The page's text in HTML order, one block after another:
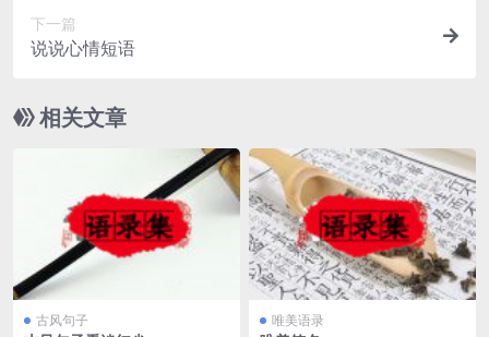
下一篇
说说心情短语
相关文章
古风句子 唯美语录